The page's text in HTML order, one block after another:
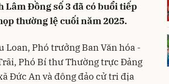
Lâm Đồng số 3 đã có buổi tiếp
thường lệ cuối năm 2025.
Loan, Phó trưởng Ban Văn hóa -
Phó Bí thư Thường trực Đảng
Đức An và đông đảo cử tri địa